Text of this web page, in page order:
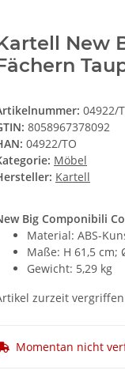
New
04922/
8058967378092
04922/TO
Möbel
Kartell
Big Componibili
Material: ABS-
Maße: H 61,5 cm;
Gewicht: 5,29 kg
zurzeit vergriffen
Momentan nicht